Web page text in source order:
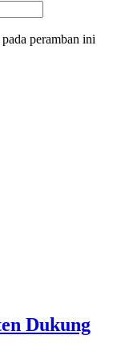
peramban ini
Dukung